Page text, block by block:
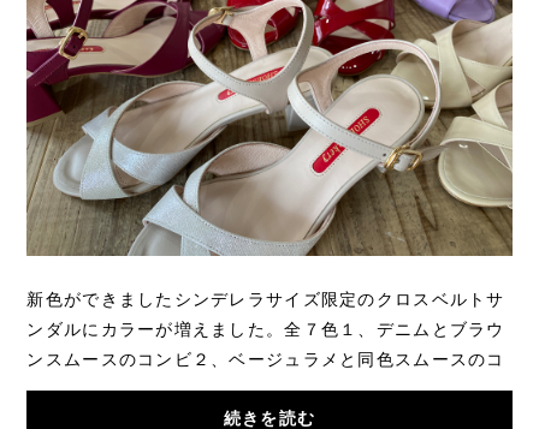
新色ができましたシンデレラサイズ限定のクロスベルトサ
ンダルにカラーが増えました。全７色１、デニムとブラウ
ンスムースのコンビ２、ベージュラメと同色スムースのコ
ンビ３、ベージュエナメル４、赤エナメル５...
続きを読む